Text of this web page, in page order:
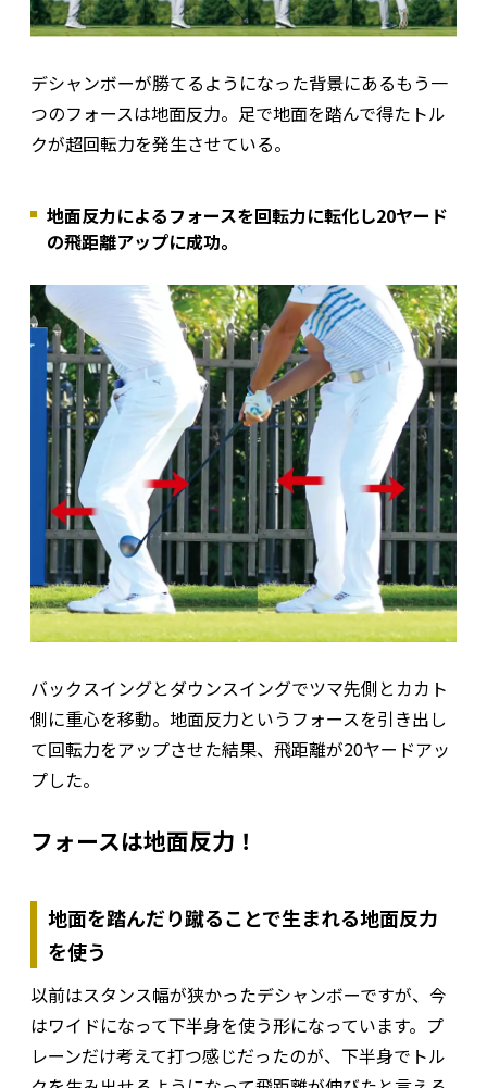
デシャンボーが勝てるようになった背景にあるもう一
つのフォースは地面反力。足で地面を踏んで得たトル
クが超回転力を発生させている。
地面反力によるフォースを回転力に転化し20ヤード
の飛距離アップに成功。
バックスイングとダウンスイングでツマ先側とカカト
側に重心を移動。地面反力というフォースを引き出し
て回転力をアップさせた結果、飛距離が20ヤードアッ
プした。
フォースは地面反力！
地面を踏んだり蹴ることで生まれる地面反力
を使う
以前はスタンス幅が狭かったデシャンボーですが、今
はワイドになって下半身を使う形になっています。プ
レーンだけ考えて打つ感じだったのが、下半身でトル